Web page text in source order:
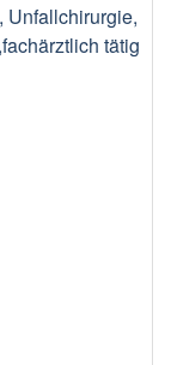
Unfallchirurgie,
tätig